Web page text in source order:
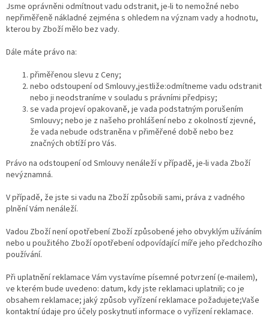
Jsme oprávněni odmítnout vadu odstranit, je-li to nemožné nebo
nepřiměřeně nákladné zejména s ohledem na význam vady a hodnotu,
kterou by Zboží mělo bez vady.
Dále máte právo na:
přiměřenou slevu z Ceny;
nebo odstoupení od Smlouvy,jestliže:odmítneme vadu odstranit
nebo ji neodstraníme v souladu s právními předpisy;
se vada projeví opakovaně, je vada podstatným porušením
Smlouvy; nebo je z našeho prohlášení nebo z okolností zjevné,
že vada nebude odstraněna v přiměřené době nebo bez
značných obtíží pro Vás.
Právo na odstoupení od Smlouvy nenáleží v případě, je-li vada Zboží
nevýznamná.
V případě, že jste si vadu na Zboží způsobili sami, práva z vadného
plnění Vám nenáleží.
Vadou Zboží není opotřebení Zboží způsobené jeho obvyklým užíváním
nebo u použitého Zboží opotřebení odpovídající míře jeho předchozího
používání.
Při uplatnění reklamace Vám vystavíme písemné potvrzení (e-mailem),
ve kterém bude uvedeno: datum, kdy jste reklamaci uplatnili; co je
obsahem reklamace; jaký způsob vyřízení reklamace požadujete;Vaše
kontaktní údaje pro účely poskytnutí informace o vyřízení reklamace.